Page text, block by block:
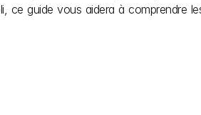
ce guide vous aidera à comprendre